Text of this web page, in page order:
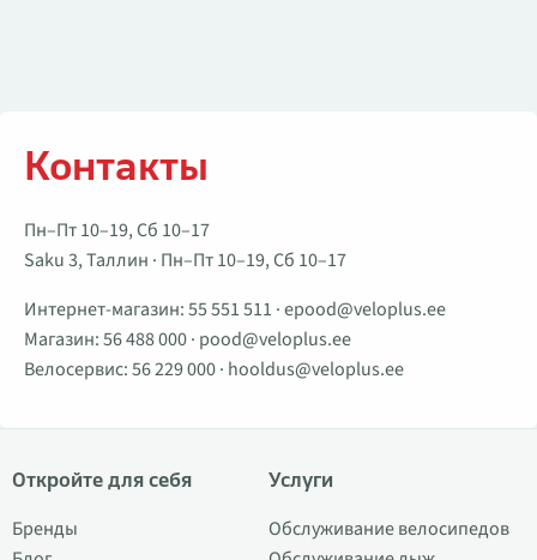
Контакты
Пн–Пт 10–19, Сб 10–17
Saku 3, Таллин · Пн–Пт 10–19, Сб 10–17
Интернет-магазин:55 551 511 ·epood@veloplus.ee
Магазин:56 488 000· pood@veloplus.ee
Велосервис:56 229 000· hooldus@veloplus.ee
Откройте для себя
Бренды
Услуги
Обслуживание велосипедов